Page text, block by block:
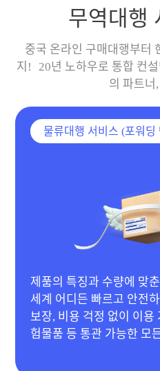
무역대행
중국 온라인 구매대행부터
지! 20년 노하우로 통합 컨
의 파트너
물류대행 서비스 (포워딩
20년 경력 MD 보유 & 다
제품, 이동하우스, 기계류
품목 제작 가능 합리적인
진행!